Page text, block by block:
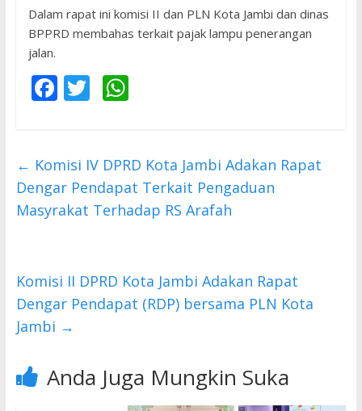
Dalam rapat ini komisi II dan PLN Kota Jambi dan dinas
BPPRD membahas terkait pajak lampu penerangan
jalan.
F
b
o
o
T
er
W
s
A
p
← Komisi IV DPRD Kota Jambi Adakan Rapat
Dengar Pendapat Terkait Pengaduan
Masyrakat Terhadap RS Arafah
Komisi II DPRD Kota Jambi Adakan Rapat
Dengar Pendapat (RDP) bersama PLN Kota
Jambi →
Anda Juga Mungkin Suka